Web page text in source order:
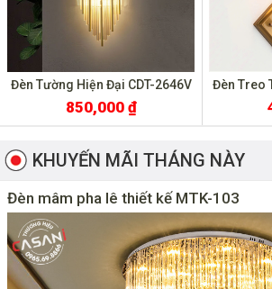
Đèn Tường Hiện Đại CDT-2646V
850,000 ₫
Đèn Treo
KHUYẾN MÃI THÁNG NÀY
Đèn mâm pha lê thiết kế MTK-103